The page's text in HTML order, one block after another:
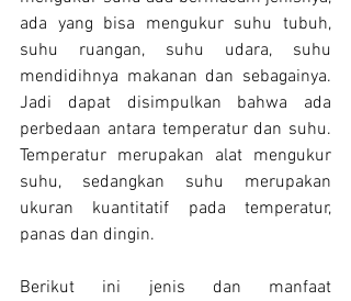
ada yang bisa mengukur suhu tubuh,
suhu ruangan, suhu udara, suhu
mendidihnya makanan dan sebagainya.
Jadi dapat disimpulkan bahwa ada
perbedaan antara temperatur dan suhu.
Temperatur merupakan alat mengukur
suhu, sedangkan suhu merupakan
ukuran kuantitatif pada temperatur,
panas dan dingin.
Berikut ini jenis dan manfaat